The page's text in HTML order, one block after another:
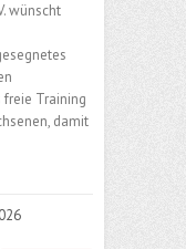
wünscht
Training
damit